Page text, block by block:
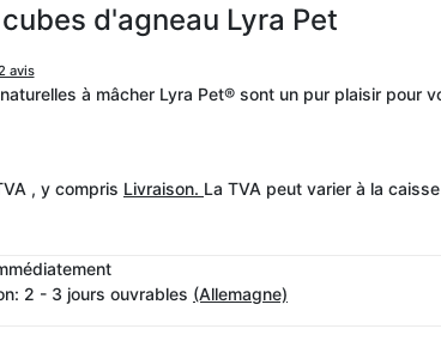
d'agneau Lyra Pet
avis
à mâcher Lyra Pet® sont un pur plaisir pour
, y compris Livraison. La TVA peut varier à la
2 - 3 jours ouvrables (Allemagne)